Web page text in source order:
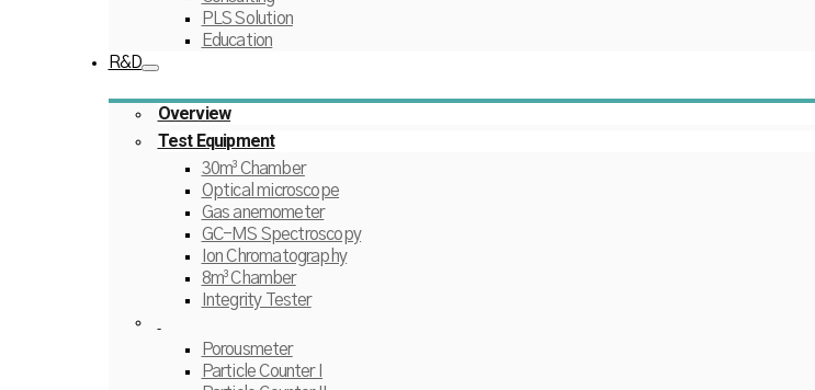
PLS Solution
Education
R&D
Overview
Test Equipment
30m³ Chamber
Optical microscope
Gas anemometer
GC-MS Spectroscopy
Ion Chromatography
8m³ Chamber
Integrity Tester
Porousmeter
Particle Counter I